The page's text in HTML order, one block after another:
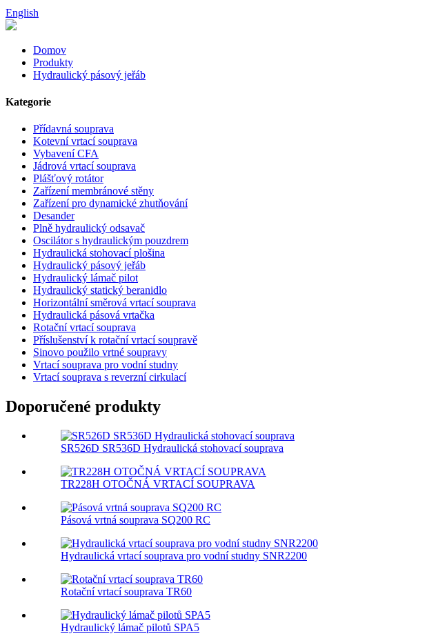
English
Domov
Produkty
Hydraulický pásový jeřáb
Kategorie
Přídavná souprava
Kotevní vrtací souprava
Vybavení CFA
Jádrová vrtací souprava
Plášťový rotátor
Zařízení membránové stěny
Zařízení pro dynamické zhutňování
Desander
Plně hydraulický odsavač
Oscilátor s hydraulickým pouzdrem
Hydraulická stohovací plošina
Hydraulický pásový jeřáb
Hydraulický lámač pilot
Hydraulický statický beranidlo
Horizontální směrová vrtací souprava
Hydraulická pásová vrtačka
Rotační vrtací souprava
Příslušenství k rotační vrtací soupravě
Sinovo použilo vrtné soupravy
Vrtací souprava pro vodní studny
Vrtací souprava s reverzní cirkulací
Doporučené produkty
SR526D SR536D Hydraulická stohovací souprava
TR228H OTOČNÁ VRTACÍ SOUPRAVA
Pásová vrtná souprava SQ200 RC
Hydraulická vrtací souprava pro vodní studny SNR2200
Rotační vrtací souprava TR60
Hydraulický lámač pilotů SPA5